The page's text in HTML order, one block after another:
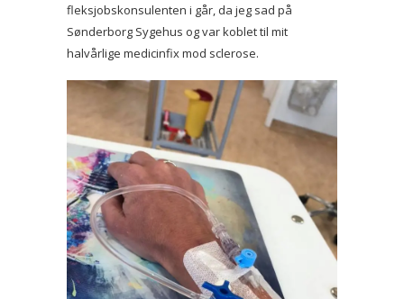
fleksjobskonsulenten i går, da jeg sad på
Sønderborg Sygehus og var koblet til mit
halvårlige medicinfix mod sclerose.